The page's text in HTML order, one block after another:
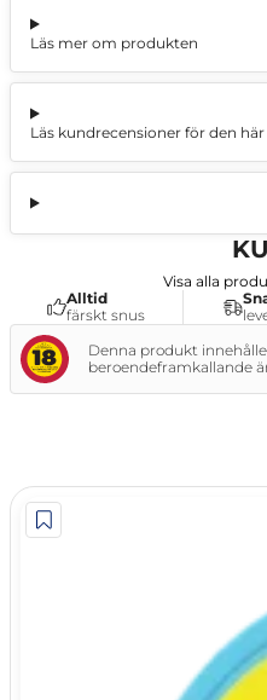
Läs mer om produkten
Läs kundrecensioner för den
Visa alla
Alltid
färskt snus
Denna produkt
beroendeframkallande